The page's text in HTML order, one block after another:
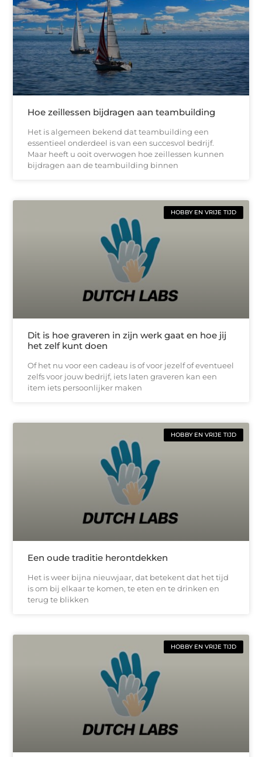
Hoe zeillessen bijdragen aan teambuilding
Het is algemeen bekend dat teambuilding een
essentieel onderdeel is van een succesvol bedrijf.
Maar heeft u ooit overwogen hoe zeillessen kunnen
bijdragen aan de teambuilding binnen
HOBBY EN VRIJE TIJD
Dit is hoe graveren in zijn werk gaat en hoe jij
het zelf kunt doen
Of het nu voor een cadeau is of voor jezelf of eventueel
zelfs voor jouw bedrijf, iets laten graveren kan een
item iets persoonlijker maken
HOBBY EN VRIJE TIJD
Een oude traditie herontdekken
Het is weer bijna nieuwjaar, dat betekent dat het tijd
is om bij elkaar te komen, te eten en te drinken en
terug te blikken
HOBBY EN VRIJE TIJD